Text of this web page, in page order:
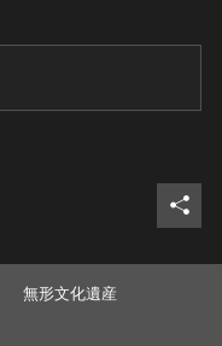
無形文化遺産